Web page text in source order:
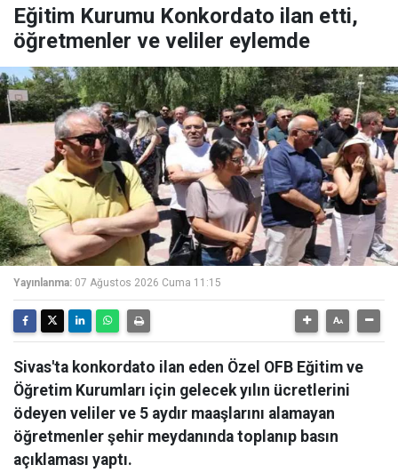
Eğitim Kurumu Konkordato ilan etti,
öğretmenler ve veliler eylemde
Yayınlanma: 07 Ağustos 2026 Cuma 11:15
Sivas'ta konkordato ilan eden Özel OFB Eğitim ve
Öğretim Kurumları için gelecek yılın ücretlerini
ödeyen veliler ve 5 aydır maaşlarını alamayan
öğretmenler şehir meydanında toplanıp basın
açıklaması yaptı.